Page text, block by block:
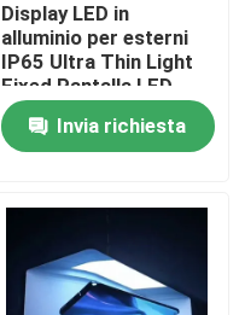
Display LED in
alluminio per esterni
IP65 Ultra Thin Light
Fixed Pantalla LED
Exterior All Aluminum
Panel Big AD Display
Screen
Invia richiesta